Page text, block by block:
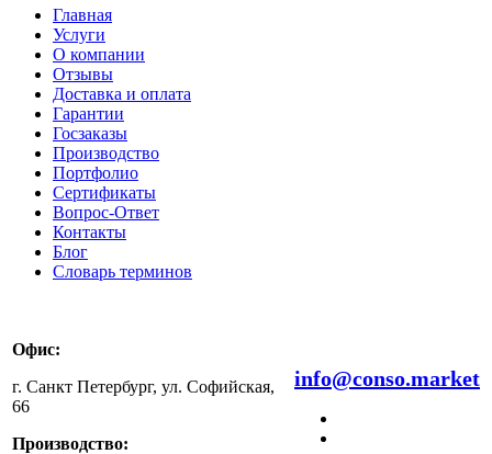
Главная
Услуги
О компании
Отзывы
Доставка и оплата
Гарантии
Госзаказы
Производство
Портфолио
Сертификаты
Вопрос-Ответ
Контакты
Блог
Словарь терминов
Офис:
г. Санкт Петербург, ул. Софийская,
66
Производство:
info@conso.market